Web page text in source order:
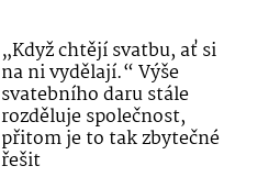
„Když chtějí svatbu, ať si
na ni vydělají.“ Výše
svatebního daru stále
rozděluje společnost,
přitom je to tak zbytečné
řešit